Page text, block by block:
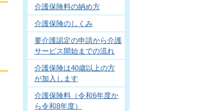
介護保険料の納め方
介護保険のしくみ
要介護認定の申請から介護
サービス開始までの流れ
介護保険は40歳以上の方
が加入します
介護保険料（令和6年度か
ら令和8年度）